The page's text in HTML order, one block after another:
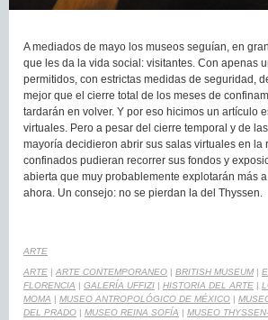
A mediados de mayo los museos seguían, en
que les da la vida social: visitantes. Con apenas
permitidos, con estrictas medidas de seguridad,
mejor que el cierre total de los meses de
tardarán en volver. Y por eso hicimos un artículo
virtuales. Pero a pesar del cierre temporal y de
mayoría decidieron abrir sus salas virtuales en la
confinados pudieran recorrer sus fondos y
abierta que muy probablemente explotarán más
ahora. Un consejo: no se pierdan la del Thyssen.
ARTE
ARTE | ARTE CONTEMPORANEO | BRITISH MUSEUM |
FLORENCIA | GALERÍA UFFIZI | HISTORIA DEL ARTE |
MOMA | MUSEO ANTROPOLÓGICO DE MÉXICO |
DEL PRADO | MUSEO REINA SOFÍA | MUSEO